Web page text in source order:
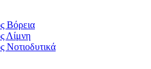
Βόρεια
Λίμνη
Νοτιοδυτικά